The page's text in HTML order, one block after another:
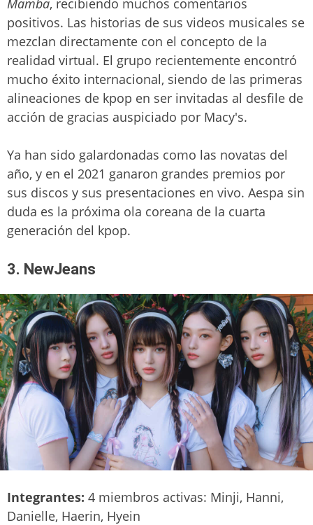
Mamba, recibiendo muchos comentarios
positivos. Las historias de sus videos musicales se
mezclan directamente con el concepto de la
realidad virtual. El grupo recientemente encontró
mucho éxito internacional, siendo de las primeras
alineaciones de kpop en ser invitadas al desfile de
acción de gracias auspiciado por Macy's.
Ya han sido galardonadas como las novatas del
año, y en el 2021 ganaron grandes premios por
sus discos y sus presentaciones en vivo. Aespa sin
duda es la próxima ola coreana de la cuarta
generación del kpop.
3. NewJeans
Integrantes: 4 miembros activas: Minji, Hanni,
Danielle, Haerin, Hyein